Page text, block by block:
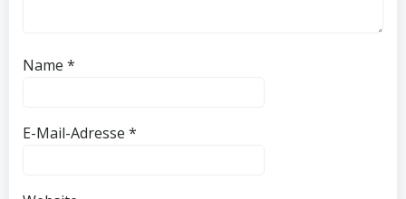
Name *
E-Mail-Adresse *